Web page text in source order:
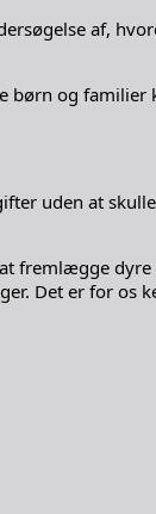
af,
og
uden at
fremlægge
Det er for os